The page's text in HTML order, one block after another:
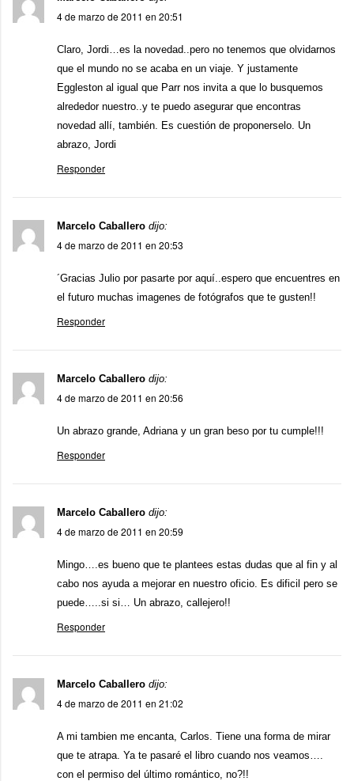
4 de marzo de 2011 en 20:51
Claro, Jordi…es la novedad..pero no tenemos que olvidarnos
que el mundo no se acaba en un viaje. Y justamente
Eggleston al igual que Parr nos invita a que lo busquemos
alrededor nuestro..y te puedo asegurar que encontras
novedad allí, también. Es cuestión de proponerselo. Un
abrazo, Jordi
Responder
Marcelo Caballero dijo:
4 de marzo de 2011 en 20:53
´Gracias Julio por pasarte por aquí..espero que encuentres en
el futuro muchas imagenes de fotógrafos que te gusten!!
Responder
Marcelo Caballero dijo:
4 de marzo de 2011 en 20:56
Un abrazo grande, Adriana y un gran beso por tu cumple!!!
Responder
Marcelo Caballero dijo:
4 de marzo de 2011 en 20:59
Mingo….es bueno que te plantees estas dudas que al fin y al
cabo nos ayuda a mejorar en nuestro oficio. Es dificil pero se
puede…..si si… Un abrazo, callejero!!
Responder
Marcelo Caballero dijo:
4 de marzo de 2011 en 21:02
A mi tambien me encanta, Carlos. Tiene una forma de mirar
que te atrapa. Ya te pasaré el libro cuando nos veamos….
con el permiso del último romántico, no?!!